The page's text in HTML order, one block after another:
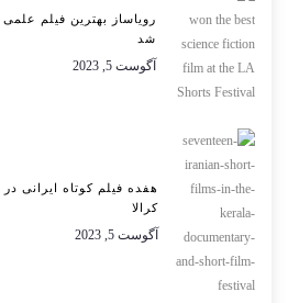
شد
آگوست 5, 2023
هفده فیلم کوتاه ایرانی
کرالا
آگوست 5, 2023